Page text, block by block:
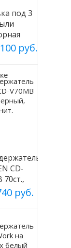
под 3
Россия
руб.
CD-
70ст.,
магнит.
руб.